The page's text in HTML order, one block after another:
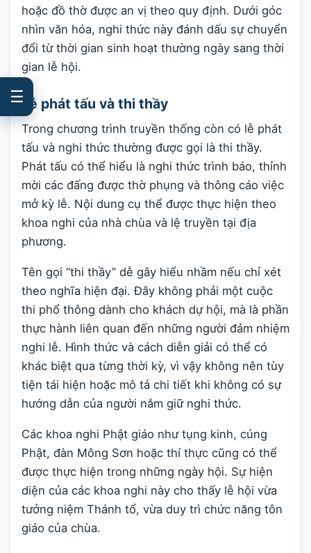
hoặc đồ thờ được an vị theo quy định. Dưới góc
nhìn văn hóa, nghi thức này đánh dấu sự chuyển
đổi từ thời gian sinh hoạt thường ngày sang thời
gian lễ hội.
Lễ phát tấu và thi thầy
Trong chương trình truyền thống còn có lễ phát
tấu và nghi thức thường được gọi là thi thầy.
Phát tấu có thể hiểu là nghi thức trình báo, thỉnh
mời các đấng được thờ phụng và thông cáo việc
mở kỳ lễ. Nội dung cụ thể được thực hiện theo
khoa nghi của nhà chùa và lệ truyền tại địa
phương.
Tên gọi “thi thầy” dễ gây hiểu nhầm nếu chỉ xét
theo nghĩa hiện đại. Đây không phải một cuộc
thi phổ thông dành cho khách dự hội, mà là phần
thực hành liên quan đến những người đảm nhiệm
nghi lễ. Hình thức và cách diễn giải có thể có
khác biệt qua từng thời kỳ, vì vậy không nên tùy
tiện tái hiện hoặc mô tả chi tiết khi không có sự
hướng dẫn của người nắm giữ nghi thức.
Các khoa nghi Phật giáo như tụng kinh, cúng
Phật, đàn Mông Sơn hoặc thí thực cũng có thể
được thực hiện trong những ngày hội. Sự hiện
diện của các khoa nghi này cho thấy lễ hội vừa
tưởng niệm Thánh tổ, vừa duy trì chức năng tôn
giáo của chùa.
☰